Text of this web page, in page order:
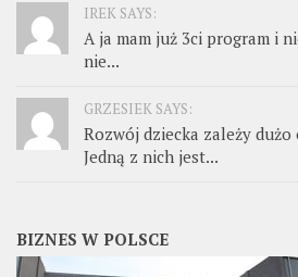
IREK SAYS:
A ja mam już 3ci program i
nie...
GRZESIEK SAYS:
Rozwój dziecka zależy
Jedną z nich jest...
BIZNES W POLSCE